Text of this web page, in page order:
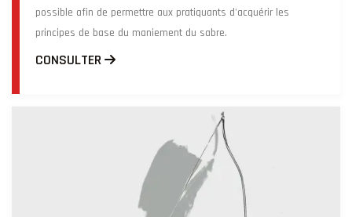
possible afin de permettre aux pratiquants d'acquérir les
principes de base du maniement du sabre.
CONSULTER